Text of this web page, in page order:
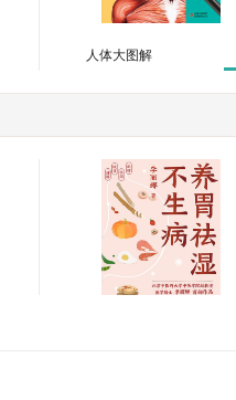
人体大图解
￥5.00